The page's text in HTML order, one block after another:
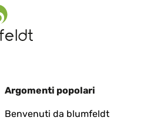
Argomenti popolari
Benvenuti da blumfeldt